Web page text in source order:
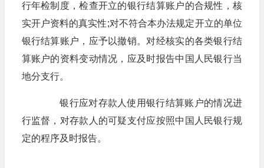
行年检制度，检查开立的银行结算账户的合规性，核
实开户资料的真实性;对不符合本办法规定开立的单位
银行结算账户，应予以撤销。对经核实的各类银行结
算账户的资料变动情况，应及时报告中国人民银行当
地分支行。
银行应对存款人使用银行结算账户的情况进
行监督，对存款人的可疑支付应按照中国人民银行规
定的程序及时报告。